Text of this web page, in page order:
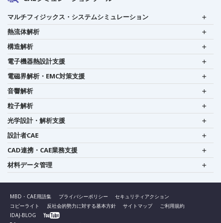
マルチフィジックス・システムシミュレーション
熱流体解析
構造解析
電子機器熱設計支援
電磁界解析・EMC対策支援
音響解析
粒子解析
光学設計・解析支援
設計者CAE
CAD連携・CAE業務支援
材料データ管理
MBD・CAE用語集 プライバシーポリシー
セキュリティアクション
コピーライト
反社会的勢力に対する基本方針 サイトマップ
ご利用規約
IDAJ-BLOG